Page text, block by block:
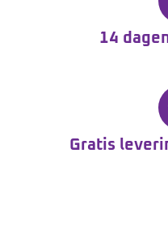
14
Gratis